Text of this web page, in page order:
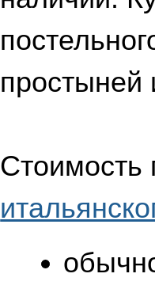
простыней
Стоимость